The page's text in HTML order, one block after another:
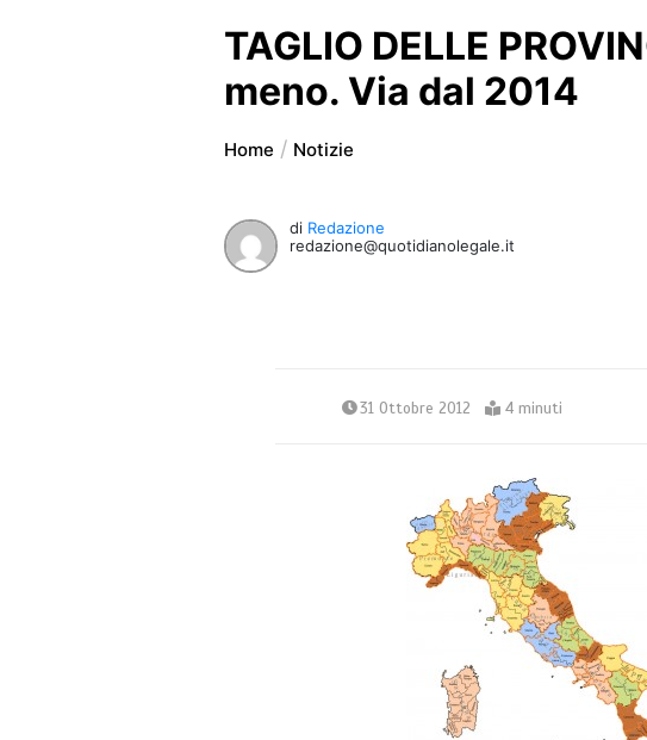
TAGLIO DELLE
meno. Via dal 2014
Home Notizie
di Redazione
redazione@quotidianolegale.it
31 Ottobre 2012 4 minuti